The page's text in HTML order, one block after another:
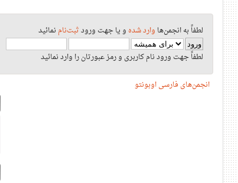
لطفاً به انجمن‌ها وارد شده و یا جهت ورودثبت‌نامنمائید
لطفاً جهت ورود نام کاربری و رمز عبورتان را وارد نمائید
انجمن‌های فارسی اوبونتو